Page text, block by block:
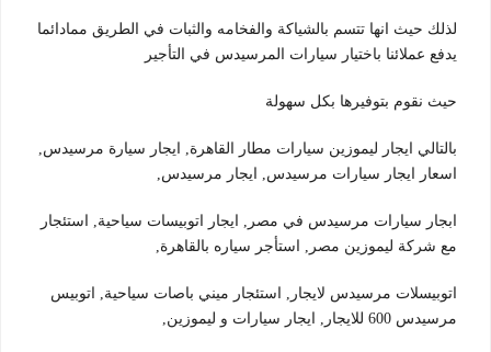
لذلك حيث انها تتسم بالشياكة والفخامه والثبات في الطريق ممادائما
يدفع عملائنا باختيار سيارات المرسيدس في التأجير
حيث نقوم بتوفيرها بكل سهولة
بالتالي ايجار ليموزين سيارات مطار القاهرة, ايجار سيارة مرسيدس,
اسعار ايجار سيارات مرسيدس, ايجار مرسيدس,
ابجار سيارات مرسيدس في مصر, ايجار اتوبيسات سياحية, استئجار
مع شركة ليموزين مصر, استأجر سياره بالقاهرة,
اتوبيسلات مرسيدس لايجار, استئجار ميني باصات سياحية, اتوبيس
مرسيدس 600 للايجار, ايجار سيارات و ليموزين,